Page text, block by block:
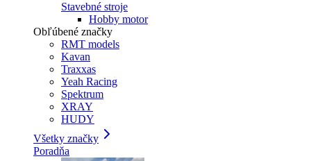
Stavebné stroje
Hobby motor
Obľúbené značky
RMT models
Kavan
Traxxas
Yeah Racing
Spektrum
XRAY
HUDY
Všetky značky
Poradňa